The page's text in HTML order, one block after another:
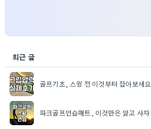
최근 글
골프기초, 스윙 전 이것부터 잡아보세요
파크골프연습매트, 이것만은 알고 사자